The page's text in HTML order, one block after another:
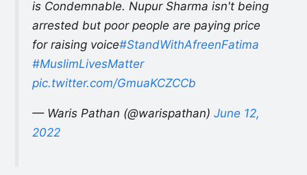
is Condemnable. Nupur Sharma isn't being
arrested but poor people are paying price
for raising voice#StandWithAfreenFatima
#MuslimLivesMatter
pic.twitter.com/GmuaKCZCCb
— Waris Pathan (@warispathan) June 12,
2022